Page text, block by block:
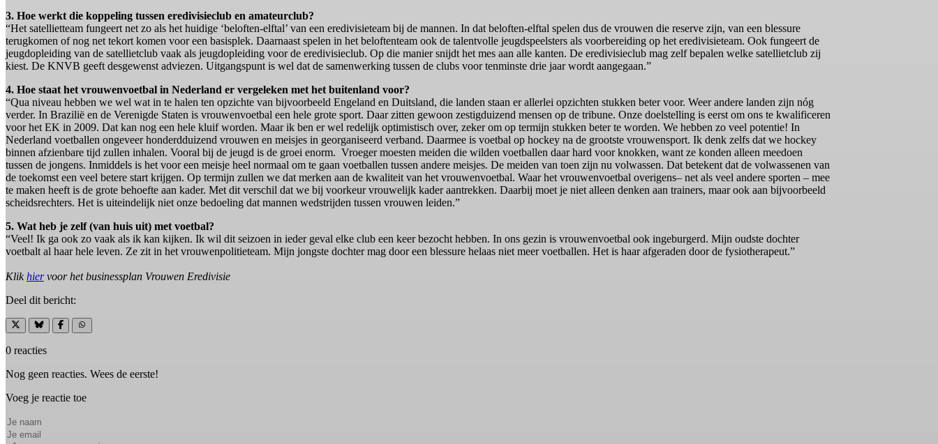
3. Hoe werkt die koppeling tussen eredivisieclub en amateurclub?
“Het satellietteam fungeert net zo als het huidige ‘beloften-elftal’ van een eredivisieteam bij de mannen. In dat beloften-elftal spelen dus de vrouwen die reserve zijn, van een blessure
terugkomen of nog net tekort komen voor een basisplek. Daarnaast spelen in het beloftenteam ook de talentvolle jeugdspeelsters als voorbereiding op het eredivisieteam. Ook fungeert de
jeugdopleiding van de satellietclub vaak als jeugdopleiding voor de eredivisieclub. Op die manier snijdt het mes aan alle kanten. De eredivisieclub mag zelf bepalen welke satellietclub zij
kiest. De KNVB geeft desgewenst adviezen. Uitgangspunt is wel dat de samenwerking tussen de clubs voor tenminste drie jaar wordt aangegaan.”
4. Hoe staat het vrouwenvoetbal in Nederland er vergeleken met het buitenland voor?
“Qua niveau hebben we wel wat in te halen ten opzichte van bijvoorbeeld Engeland en Duitsland, die landen staan er allerlei opzichten stukken beter voor. Weer andere landen zijn nóg
verder. In Brazilië en de Verenigde Staten is vrouwenvoetbal een hele grote sport. Daar zitten gewoon zestigduizend mensen op de tribune. Onze doelstelling is eerst om ons te kwalificeren
voor het EK in 2009. Dat kan nog een hele kluif worden. Maar ik ben er wel redelijk optimistisch over, zeker om op termijn stukken beter te worden. We hebben zo veel potentie! In
Nederland voetballen ongeveer honderdduizend vrouwen en meisjes in georganiseerd verband. Daarmee is voetbal op hockey na de grootste vrouwensport. Ik denk zelfs dat we hockey
binnen afzienbare tijd zullen inhalen. Vooral bij de jeugd is de groei enorm. Vroeger moesten meiden die wilden voetballen daar hard voor knokken, want ze konden alleen meedoen
tussen de jongens. Inmiddels is het voor een meisje heel normaal om te gaan voetballen tussen andere meisjes. De meiden van toen zijn nu volwassen. Dat betekent dat de volwassenen van
de toekomst een veel betere start krijgen. Op termijn zullen we dat merken aan de kwaliteit van het vrouwenvoetbal. Waar het vrouwenvoetbal overigens– net als veel andere sporten – mee
te maken heeft is de grote behoefte aan kader. Met dit verschil dat we bij voorkeur vrouwelijk kader aantrekken. Daarbij moet je niet alleen denken aan trainers, maar ook aan bijvoorbeeld
scheidsrechters. Het is uiteindelijk niet onze bedoeling dat mannen wedstrijden tussen vrouwen leiden.”
5. Wat heb je zelf (van huis uit) met voetbal?
“Veel! Ik ga ook zo vaak als ik kan kijken. Ik wil dit seizoen in ieder geval elke club een keer bezocht hebben. In ons gezin is vrouwenvoetbal ook ingeburgerd. Mijn oudste dochter
voetbalt al haar hele leven. Ze zit in het vrouwenpolitieteam. Mijn jongste dochter mag door een blessure helaas niet meer voetballen. Het is haar afgeraden door de fysiotherapeut.”
Klikhiervoor het businessplan Vrouwen Eredivisie
Deel dit bericht:
0 reacties
Nog geen reacties. Wees de eerste!
Voeg je reactie toe